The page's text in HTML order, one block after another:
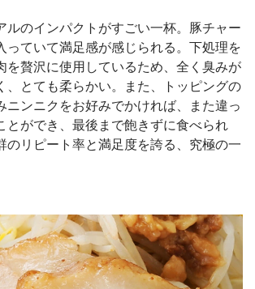
ルのインパクトがすごい一杯。豚チャー
っていて満足感が感じられる。下処理を
を贅沢に使用しているため、全く臭みが
、とても柔らかい。また、トッピングの
ニンニクをお好みでかければ、また違っ
とができ、最後まで飽きずに食べられ
のリピート率と満足度を誇る、究極の一